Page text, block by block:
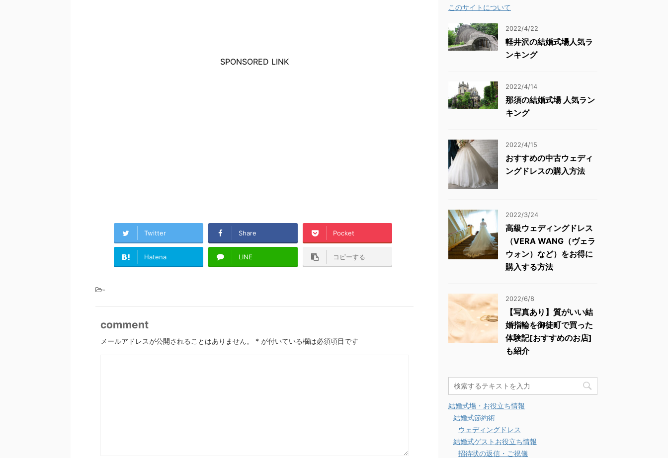
SPONSORED LINK
Twitter Share Pocket
Hatena LINE コピーする
-
comment
メールアドレスが公開されることはありません。 * が付いている欄は必須項目です
このサイトについて
2022/4/22
軽井沢の結婚式場人気ラ
ンキング
2022/4/14
那須の結婚式場 人気ラン
キング
2022/4/15
おすすめの中古ウェディ
ングドレスの購入方法
2022/3/24
高級ウェディングドレス
（VERA WANG（ヴェラ
ウォン）など）をお得に
購入する方法
2022/6/8
【写真あり】質がいい結
婚指輪を御徒町で買った
体験記[おすすめのお店]
も紹介
結婚式場・お役立ち情報
結婚式節約術
ウェディングドレス
結婚式ゲストお役立ち情報
招待状の返信・ご祝儀